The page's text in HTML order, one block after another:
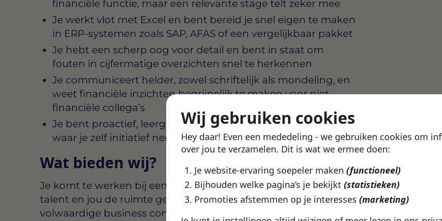
Wij gebruiken cookies
Hey daar! Even een mededeling - we gebruiken cookies om
over jou te verzamelen. Dit is wat we ermee doen:
Je website-ervaring soepeler maken (functioneel)
Bijhouden welke pagina’s je bekijkt (statistieken)
Promoties afstemmen op je interesses (marketing)
financiële functie, maar een relevante stage telt zeker mee
Je werkt vlot met Excel en bent bereid je snel eigen te maken
in ERP-systemen zoals SAP, AFAS of een vergelijkbaar pakket
Je hebt een scherp oog voor detail en bent in staat om
fouten in cijfermatige overzichten snel te herkennen
Je communiceert helder, zowel schriftelijk als mondeling, en
weet financiële inzichten begrijpelijk te maken voor niet-
financiële collega’s
Je bent proactief, leergierig en voelt je thuis in een omgeving
waar je zelf initiatief neemt
Wat bieden wij?
Je komt te werken bij een organisatie die investeert in jong
talent en jou de ruimte geeft om je te ontwikkelen tot een
volwaardige business controller. De werksfeer is open en